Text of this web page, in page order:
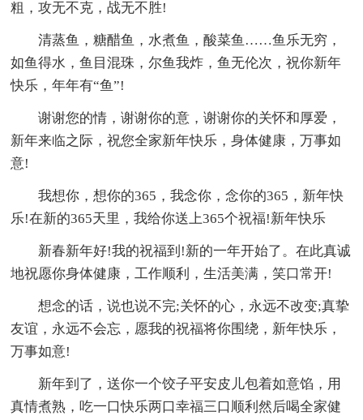
粗，攻无不克，战无不胜!
清蒸鱼，糖醋鱼，水煮鱼，酸菜鱼……鱼乐无穷，
如鱼得水，鱼目混珠，尔鱼我炸，鱼无伦次，祝你新年
快乐，年年有“鱼”!
谢谢您的情，谢谢你的意，谢谢你的关怀和厚爱，
新年来临之际，祝您全家新年快乐，身体健康，万事如
意!
我想你，想你的365，我念你，念你的365，新年快
乐!在新的365天里，我给你送上365个祝福!新年快乐
新春新年好!我的祝福到!新的一年开始了。在此真诚
地祝愿你身体健康，工作顺利，生活美满，笑口常开!
想念的话，说也说不完;关怀的心，永远不改变;真挚
友谊，永远不会忘，愿我的祝福将你围绕，新年快乐，
万事如意!
新年到了，送你一个饺子平安皮儿包着如意馅，用
真情煮熟，吃一口快乐两口幸福三口顺利然后喝全家健